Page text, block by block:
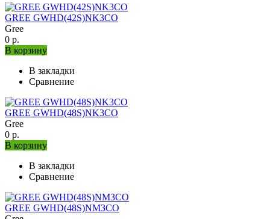
GREE GWHD(42S)NK3CO
Gree
0 р.
В корзину
В закладки
Сравнение
GREE GWHD(48S)NK3CO
Gree
0 р.
В корзину
В закладки
Сравнение
GREE GWHD(48S)NM3CO